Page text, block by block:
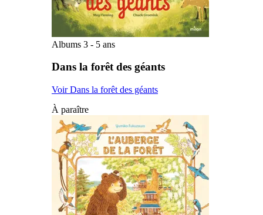
Albums 3 - 5 ans
Dans la forêt des géants
Voir Dans la forêt des géants
À paraître